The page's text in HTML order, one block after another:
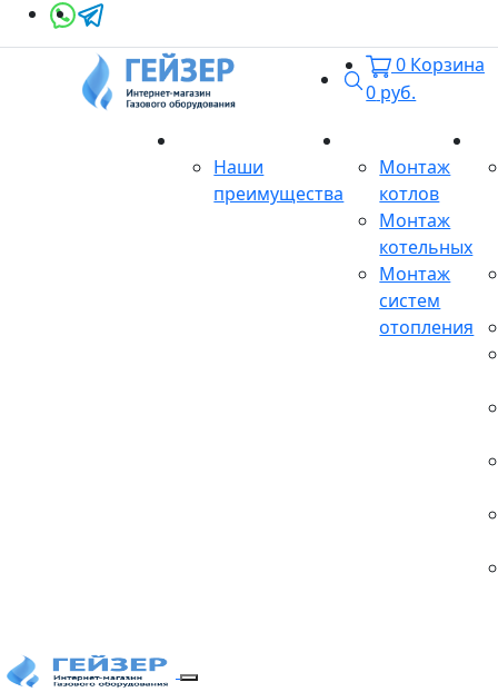
Поиск
0 Корзина
0 руб.
Наши
преимущества
Монтаж
котлов
Монтаж
котельных
Монтаж
систем
отопления